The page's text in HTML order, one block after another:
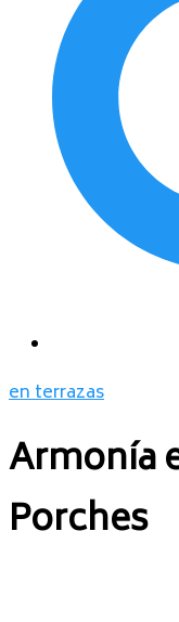
en terrazas
Armonía
Porches